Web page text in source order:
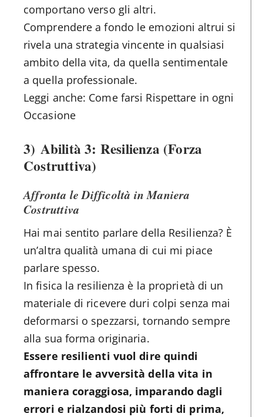
comportano verso gli altri.
Comprendere a fondo le emozioni altrui si
rivela una strategia vincente in qualsiasi
ambito della vita, da quella sentimentale
a quella professionale.
Leggi anche: Come farsi Rispettare in ogni
Occasione
3) Abilità 3: Resilienza (Forza
Costruttiva)
Affronta le Difficoltà in Maniera
Costruttiva
Hai mai sentito parlare della Resilienza? È
un’altra qualità umana di cui mi piace
parlare spesso.
In fisica la resilienza è la proprietà di un
materiale di ricevere duri colpi senza mai
deformarsi o spezzarsi, tornando sempre
alla sua forma originaria.
Essere resilienti vuol dire quindi
affrontare le avversità della vita in
maniera coraggiosa, imparando dagli
errori e rialzandosi più forti di prima,